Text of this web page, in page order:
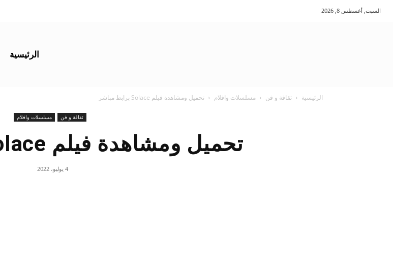
السبت, أغسطس 8, 2026
الرئيسية
الرئيسية ثقافة و فن مسلسلات وافلام تحميل ومشاهدة فيلم Solace برابط مباشر
ثقافة و فن مسلسلات وافلام
تحميل ومشاهدة فيلم Solace برابط مباشر
4 يوليو، 2022